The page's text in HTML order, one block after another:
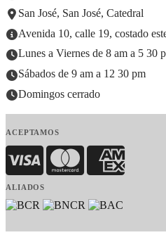
San José, San José, Catedral
Avenida 10, calle 19, costado
Lunes a Viernes de 8 am a 5 30
Sábados de 9 am a 12 30 pm
Domingos cerrado
ACEPTAMOS
Visa MasterCardAmerican
ALIADOS